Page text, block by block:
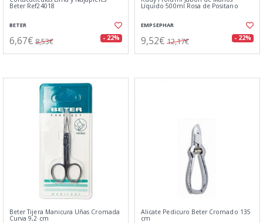
Beter Ref24018
BETER
6,67€ 8,53€ - 22%
Líquido 500ml Rosa de Positano
EMPSEPHAR
9,52€ 12,17€ - 22%
Beter Tijera Manicura Uñas Cromada
Curva 9,2 cm
Alicate Pedicuro Beter Cromado 135
cm